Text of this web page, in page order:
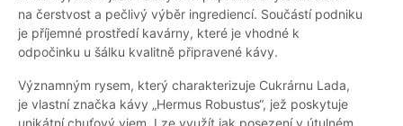
na čerstvost a pečlivý výběr ingrediencí. Součástí podniku
je příjemné prostředí kavárny, které je vhodné k
odpočinku u šálku kvalitně připravené kávy.
Významným rysem, který charakterizuje Cukrárnu Lada,
je vlastní značka kávy „Hermus Robustus“, jež poskytuje
unikátní chuťový vjem. Lze využít jak posezení v útulném